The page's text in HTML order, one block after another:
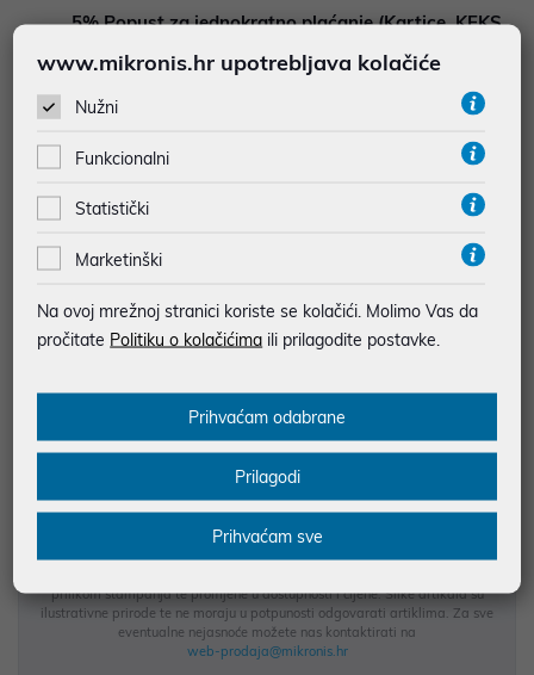
5%Popust za jednokratno plaćanje (Kartice, KEKS
pay, Virman, Gotovina, Crypto) uz promo kod
"POPUST" , popusti se međusobno ne zbrajaju
Dodajte u košaricu
najam za pravne osobe od 12 do 36 mj. već od
Vidi detalje Pošalji upit
BESPLATNA DOSTAVA ZA NARUDŽBE IZNAD 66,36€
MOGUĆNOST PLAĆANJA NA RATE
Podaci uz artikle su prezentirani u dobroj namjeri. Mikronis d.o.o. ne
prilikom štampanja te promjene u dostupnosti i cijene. Slike artikala su
ilustrativne prirode te ne moraju u potpunosti odgovarati artiklima. Za sve
eventualne nejasnoće možete nas kontaktirati na
web-prodaja@mikronis.hr
www.mikronis.hr upotrebljava kolačiće
Nužni
Funkcionalni
Statistički
Marketinški
Na ovoj mrežnoj stranici koriste se kolačići. Molimo Vas da
pročitate Politiku o kolačićima ili prilagodite postavke.
Prihvaćam odabrane
Prilagodi
Prihvaćam sve